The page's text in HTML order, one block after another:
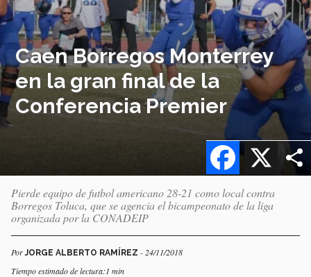
Caen Borregos Monterrey
en la gran final de la
Conferencia Premier
X
Facebook
Pierde equipo de futbol americano 28-21 como local contra
Borregos Toluca, que se agencia el bicampeonato de la liga
organizada por la CONADEIP
PorJORGE ALBERTO RAMÍREZ - 24/11/2018
Tiempo estimado de lectura:1 min